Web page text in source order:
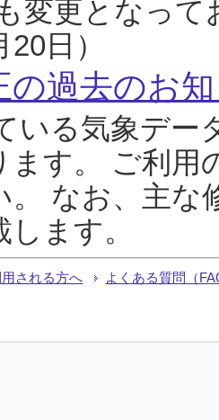
変更となっ
20日）
の過去のお
いる気象デー
ます。 ご利用
。 なお、主な
ます。
される方へ よくある質問（